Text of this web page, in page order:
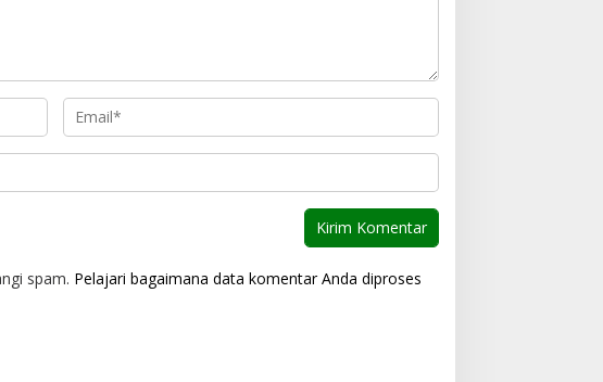
spam. Pelajari bagaimana data komentar Anda diproses